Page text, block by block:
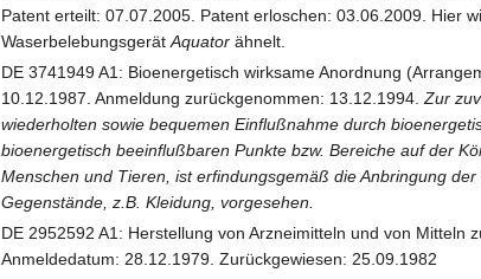
Patent erteilt: 07.07.2005. Patent erloschen: 03.06.2009. Hier
WaserbelebungsgerätAquator ähnelt.
DE 3741949 A1: Bioenergetisch wirksame Anordnung
10.12.1987. Anmeldung zurückgenommen: 13.12.1994.Zur
wiederholten sowie bequemen Einflußnahme durch
bioenergetisch beeinflußbaren Punkte bzw. Bereiche auf der
Menschen und Tieren, ist erfindungsgemäß die Anbringung
Gegenstände, z.B. Kleidung, vorgesehen.
DE 2952592 A1: Herstellung von Arzneimitteln und von Mitteln
Anmeldedatum: 28.12.1979. Zurückgewiesen: 25.09.1982